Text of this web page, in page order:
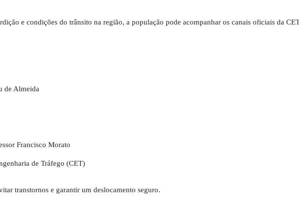
e condições do trânsito na região, a população pode acompanhar os canais oficiais da
de Almeida
Francisco Morato
de Tráfego (CET)
transtornos e garantir um deslocamento seguro.